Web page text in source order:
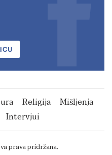
Religija
Mišljenja
Intervjui
prava pridržana.